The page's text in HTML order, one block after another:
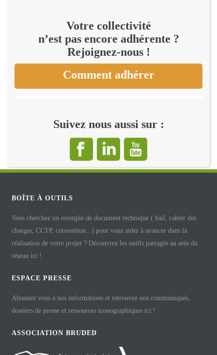
Votre collectivité
n’est pas encore adhérente ?
Rejoignez-nous !
Comment adhérer
Suivez nous aussi sur :
BOÎTE À OUTILS
Vous cherchez un exemple de document technique ( bail, cahier des
charges, CCTP, convention...) pour vous aider à avancer dans la
réalisation de votre projet ? Découvrez les outils partagés au sein du
réseau ici !
ESPACE PRESSE
Abonnez vous à nos informations et retrouvez nos communiqués,
dossiers de presse et ressources iconographiques ici !
ASSOCIATION BRUDED